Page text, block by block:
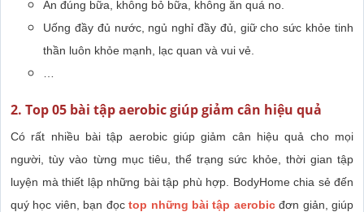
Ăn đúng bữa, không bỏ bữa, không ăn quá no.
Uống đầy đủ nước, ngủ nghỉ đầy đủ, giữ cho sức khỏe tinh
thần luôn khỏe mạnh, lạc quan và vui vẻ.
2. Top 05 bài tập aerobic giúp giảm cân hiệu quả
Có rất nhiều bài tập aerobic giúp giảm cân hiệu quả cho mọi
người, tùy vào từng mục tiêu, thể trạng sức khỏe, thời gian tập
luyện mà thiết lập những bài tập phù hợp. BodyHome chia sẻ đến
quý học viên, bạn đọctop những bài tập aerobicđơn giản, giúp